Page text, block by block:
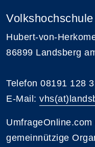
Hubert-von-
86899 Landsberg
Telefon 08191 128
E-Mail:
gemeinnützige